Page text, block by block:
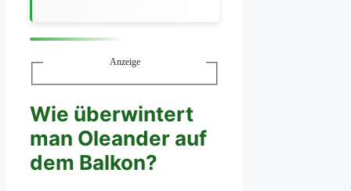
Anzeige
Wie überwintert
man Oleander auf
dem Balkon?